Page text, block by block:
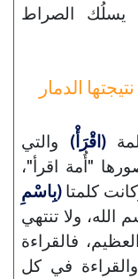
يسلُك الصراط
الدمار
(اقْرَأْ) والتي
"أُمة اقرأ"،
كلمتا (بِاسْمِ
الله، ولا تنتهي
فالقراءة
في كل